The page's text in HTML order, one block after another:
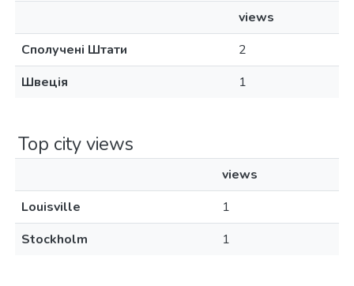
views
Сполучені Штати
2
Швеція
1
Top city views
views
Louisville
1
Stockholm
1